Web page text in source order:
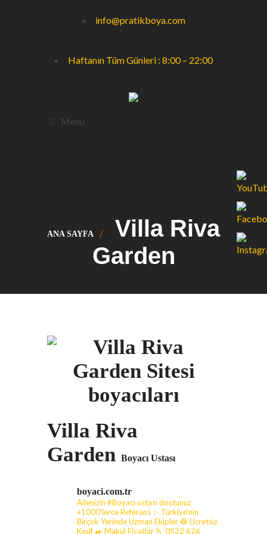
info@pratikboya.com
Haftanın Tüm Günleri : 8:00 – 22:00
Menu
ANA SAYFA
Villa Riva
Garden
Villa Riva
Garden Boyacı Ustası
boyaci.com.tr
Ailenizin #Boyacı ustası dostunuz
+1000'lerce Referans ✨ Türkiye'nin
Birçok Yerinde Uzman Ekipler 👷 Ücretsiz
Keşif 🚙 Makul Fiyatlar 🫰 0532 626